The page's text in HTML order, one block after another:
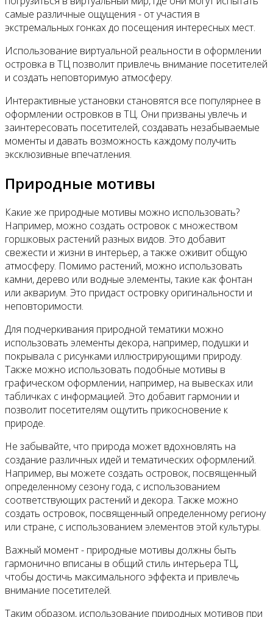
самые различные ощущения - от участия в
экстремальных гонках до посещения интересных мест.
Использование виртуальной реальности в оформлении
островка в ТЦ позволит привлечь внимание посетителей
и создать неповторимую атмосферу.
Интерактивные установки становятся все популярнее в
оформлении островков в ТЦ. Они призваны увлечь и
заинтересовать посетителей, создавать незабываемые
моменты и давать возможность каждому получить
эксклюзивные впечатления.
Природные мотивы
Какие же природные мотивы можно использовать?
Например, можно создать островок с множеством
горшковых растений разных видов. Это добавит
свежести и жизни в интерьер, а также оживит общую
атмосферу. Помимо растений, можно использовать
камни, дерево или водные элементы, такие как фонтан
или аквариум. Это придаст островку оригинальности и
неповторимости.
Для подчеркивания природной тематики можно
использовать элементы декора, например, подушки и
покрывала с рисунками иллюстрирующими природу.
Также можно использовать подобные мотивы в
графическом оформлении, например, на вывесках или
табличках с информацией. Это добавит гармонии и
позволит посетителям ощутить прикосновение к
природе.
Не забывайте, что природа может вдохновлять на
создание различных идей и тематических оформлений.
Например, вы можете создать островок, посвященный
определенному сезону года, с использованием
соответствующих растений и декора. Также можно
создать островок, посвященный определенному региону
или стране, с использованием элементов этой культуры.
Важный момент - природные мотивы должны быть
гармонично вписаны в общий стиль интерьера ТЦ,
чтобы достичь максимального эффекта и привлечь
внимание посетителей.
Таким образом, использование природных мотивов при